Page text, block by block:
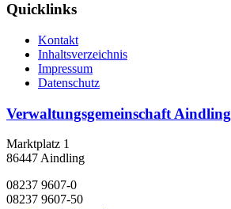
Quicklinks
Kontakt
Inhaltsverzeichnis
Impressum
Datenschutz
Verwaltungsgemeinschaft Aindling
Marktplatz 1
86447 Aindling
08237 9607-0
08237 9607-50